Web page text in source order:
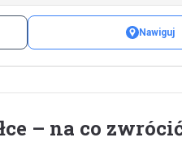
Nawiguj
– na co